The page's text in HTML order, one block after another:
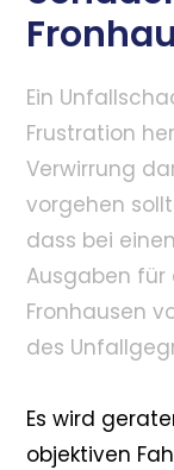
Ein
Frustration
Verwirrung
vorgehen
dass bei
Ausgaben
Fronhausen
des
Es wird
objektiven